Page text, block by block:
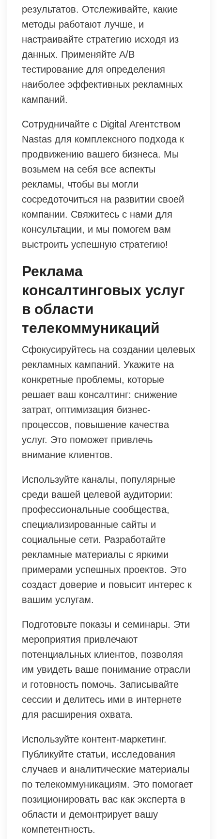
результатов. Отслеживайте, какие
методы работают лучше, и
настраивайте стратегию исходя из
данных. Применяйте A/B
тестирование для определения
наиболее эффективных рекламных
кампаний.
Сотрудничайте с Digital Агентством
Nastas для комплексного подхода к
продвижению вашего бизнеса. Мы
возьмем на себя все аспекты
рекламы, чтобы вы могли
сосредоточиться на развитии своей
компании. Свяжитесь с нами для
консультации, и мы помогем вам
выстроить успешную стратегию!
Реклама
консалтинговых услуг
в области
телекоммуникаций
Сфокусируйтесь на создании целевых
рекламных кампаний. Укажите на
конкретные проблемы, которые
решает ваш консалтинг: снижение
затрат, оптимизация бизнес-
процессов, повышение качества
услуг. Это поможет привлечь
внимание клиентов.
Используйте каналы, популярные
среди вашей целевой аудитории:
профессиональные сообщества,
специализированные сайты и
социальные сети. Разработайте
рекламные материалы с яркими
примерами успешных проектов. Это
создаст доверие и повысит интерес к
вашим услугам.
Подготовьте показы и семинары. Эти
мероприятия привлечают
потенциальных клиентов, позволяя
им увидеть ваше понимание отрасли
и готовность помочь. Записывайте
сессии и делитесь ими в интернете
для расширения охвата.
Используйте контент-маркетинг.
Публикуйте статьи, исследования
случаев и аналитические материалы
по телекоммуникациям. Это помогает
позиционировать вас как эксперта в
области и демонтрирует вашу
компетентность.